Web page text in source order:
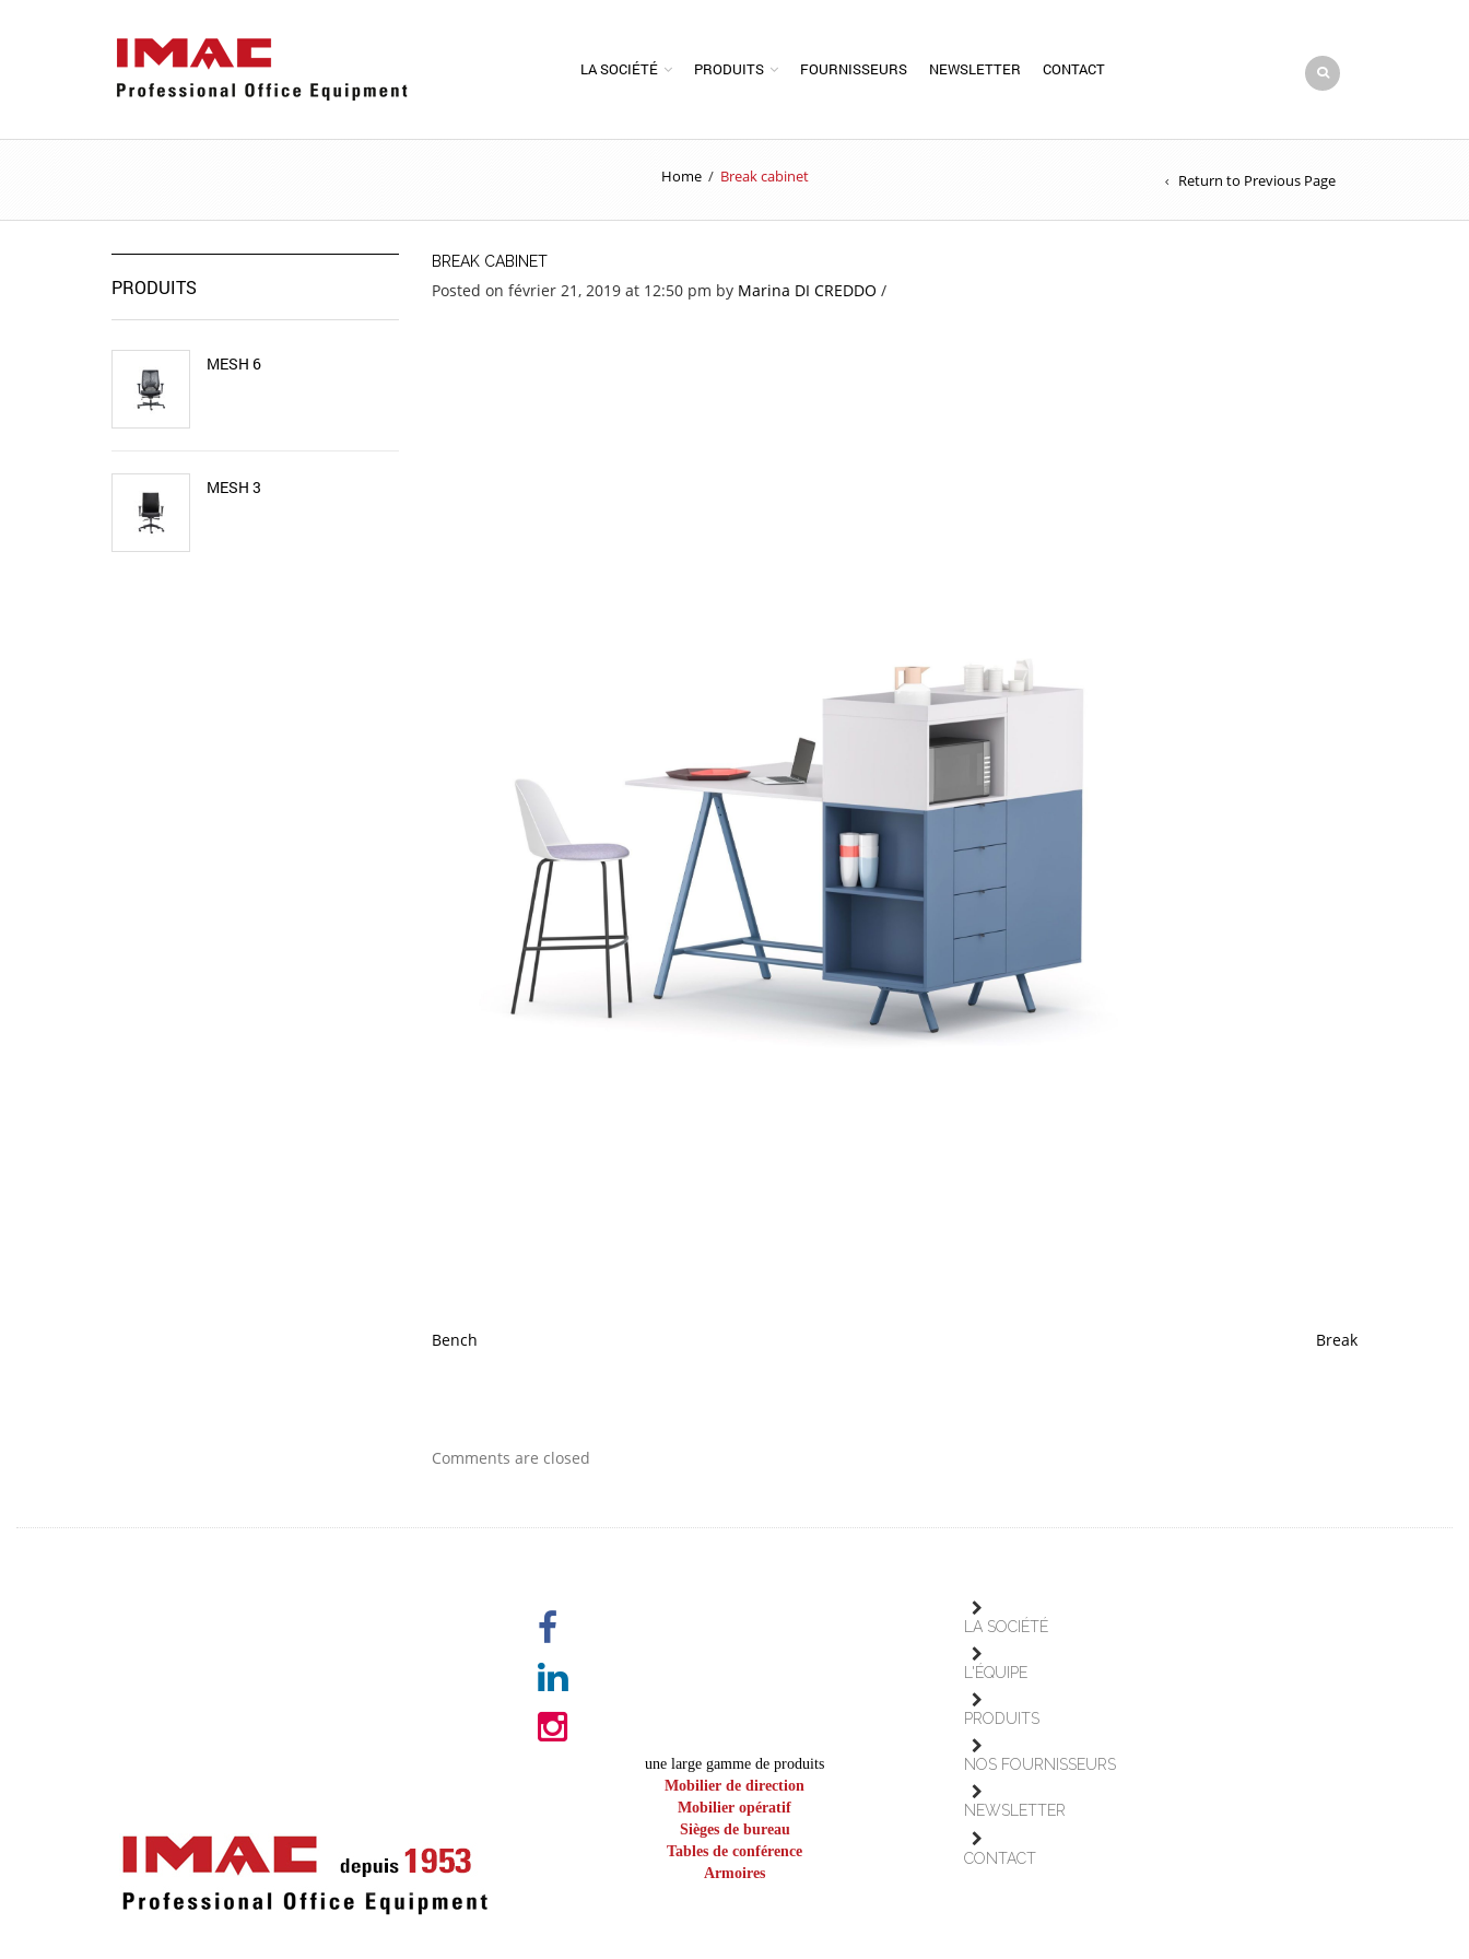
LA SOCIÉTÉ PRODUITS FOURNISSEURS NEWSLETTER CONTACT
Home / Break cabinet Return to Previous Page
BREAK CABINET
Posted on février 21, 2019 at 12:50 pm by Marina DI CREDDO /
Bench Break
Comments are closed
PRODUITS
MESH 6
MESH 3
une large gamme de produits
Mobilier de direction
Mobilier opératif
Sièges de bureau
Tables de conférence
Armoires
LA SOCIÉTÉ
L'ÉQUIPE
PRODUITS
NOS FOURNISSEURS
NEWSLETTER
CONTACT